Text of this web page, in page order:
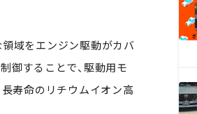
域をエンジン駆動がカバ
御することで、駆動用モ
長寿命のリチウムイオン高